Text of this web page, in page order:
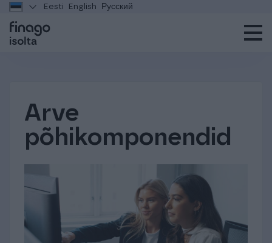
Eesti English Русский
Arve
põhikomponendid